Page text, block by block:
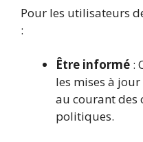
Pour les utilisateurs
:
Être informé :
les mises à
au courant des
politiques.